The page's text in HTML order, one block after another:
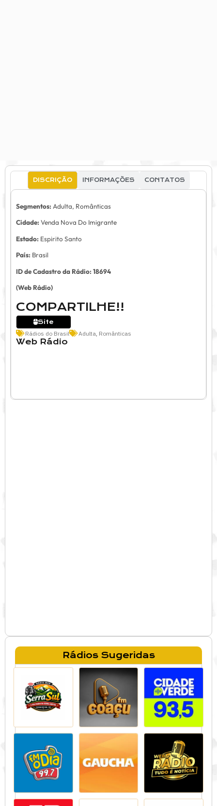
DISCRIÇÃO INFORMAÇÕES CONTATOS
Segmentos: Adulta, Românticas
Cidade: Venda Nova Do Imigrante
Estado: Espirito Santo
País: Brasil
ID de Cadastro da Rádio: 18694
(Web Rádio)
COMPARTILHE!!
Site
Rádios do Brasil
Adulta Românticas
Web Rádio
Rádios Sugeridas